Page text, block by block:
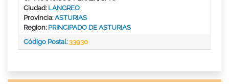
Ciudad: LANGREO
Provincia:ASTURIAS
Region: PRINCIPADO DE ASTURIAS
Código Postal:33930